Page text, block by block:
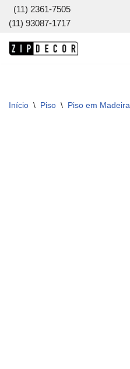
Pular
para
(11) 2361-7505
(11) 93087-1717
Início \ Piso \ Piso em Madeira